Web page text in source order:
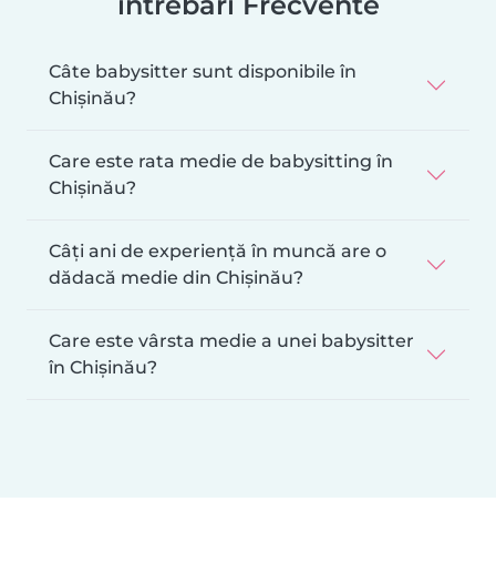
Câte babysitter sunt disponibile în
Chișinău?
Care este rata medie de babysitting în
Chișinău?
Câți ani de experiență în muncă are o
dădacă medie din Chișinău?
Care este vârsta medie a unei babysitter
în Chișinău?